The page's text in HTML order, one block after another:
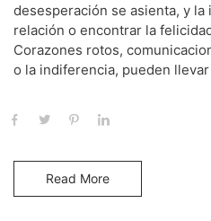
desesperación se asienta, y
relación o encontrar la
Corazones rotos,
o la indiferencia, pueden llevar
Read More